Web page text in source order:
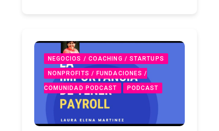
NEGOCIOS / COACHING / STARTUPS
NONPROFITS / FUNDACIONES /
COMUNIDAD PODCAST PODCAST